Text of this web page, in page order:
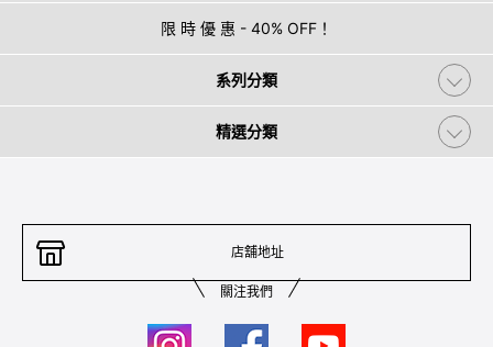
限 時 優 惠 - 40% OFF！
系列分類
精選分類
店舖地址
關注我們